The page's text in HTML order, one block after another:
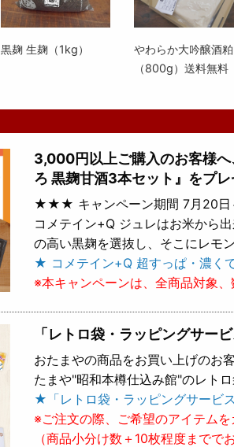
黒麹 生麹（1kg）
やわらか大吟醸酒粕
（800g）送料無料
3,000円以上ご購入のお客様
ろ 黒麹甘酒3本セット』をプレ
★★★ キャンペーン期間 7月20日
コメテイン+Q ジュレはお米から
の高い黒麹を選抜し、そこにレモ
★ コメテイン+Q 超すっぱ・濃く
※本キャンペーンは、全商品対象、
「レトロ袋・ラッピングサー
おたまやの商品をお買い上げのお
たまや"昭和本樽仕込み館"のレト
★「レトロ袋・ラッピングサービ
※ご注文の際、ご希望のアイテムを
（商品小分け数＋10枚程度までで